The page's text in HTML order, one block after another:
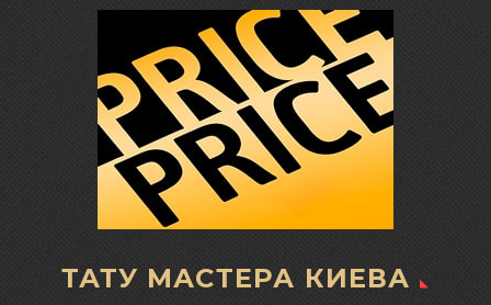
ТАТУ МАСТЕРА КИЕВА